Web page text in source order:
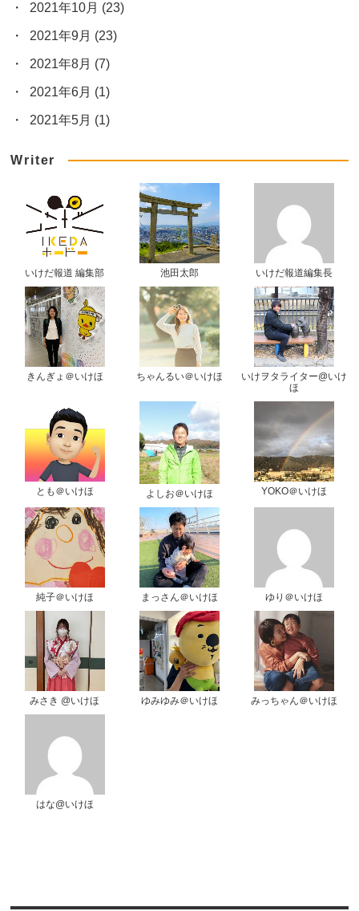
2021年10月 (23)
2021年9月 (23)
2021年8月 (7)
2021年6月 (1)
2021年5月 (1)
Writer
いけだ報道 編集部 池田太郎 いけだ報道編集長
きんぎょ＠いけほ ちゃんるい＠いけほ
いけヲタライター@いけ
ほ
とも＠いけほ よしお＠いけほ YOKO＠いけほ
純子＠いけほ まっさん＠いけほ ゆり＠いけほ
みさき @いけほ ゆみゆみ＠いけほ みっちゃん＠いけほ
はな@いけほ